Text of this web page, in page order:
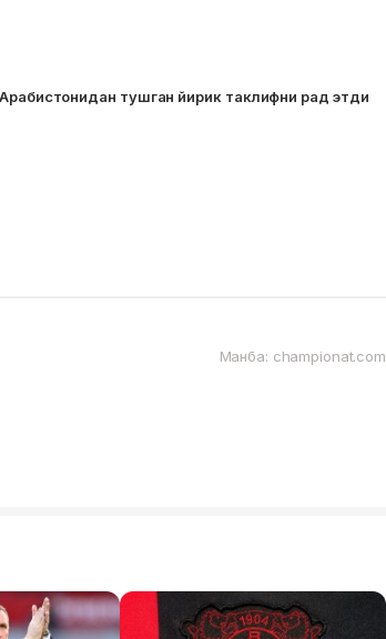
тушган йирик таклифни рад этди
Манба: championat.com